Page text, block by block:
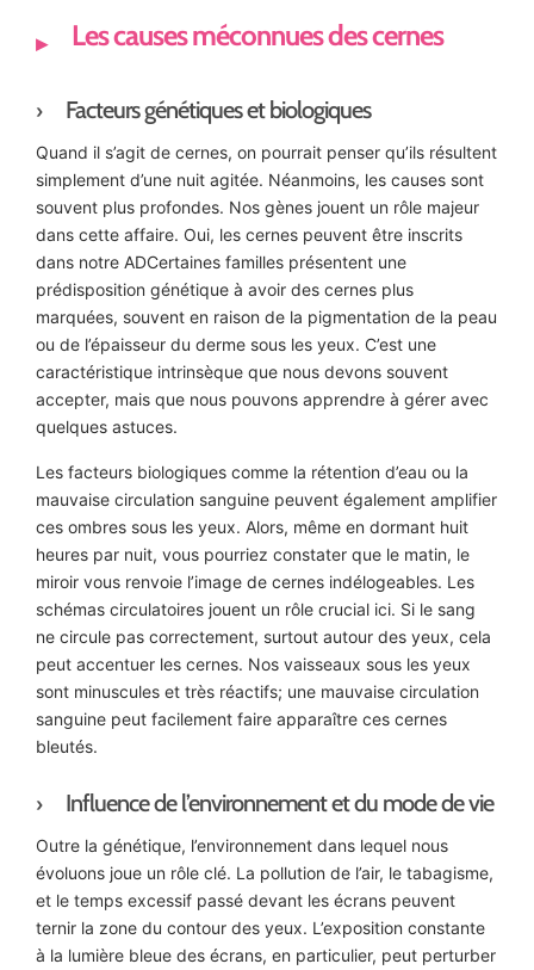
Les causes méconnues des cernes
Facteurs génétiques et biologiques
Quand il s’agit de cernes, on pourrait penser qu’ils résultent
simplement d’une nuit agitée. Néanmoins, les causes sont
souvent plus profondes. Nos gènes jouent un rôle majeur
dans cette affaire. Oui, les cernes peuvent être inscrits
dans notre ADCertaines familles présentent une
prédisposition génétique à avoir des cernes plus
marquées, souvent en raison de la pigmentation de la peau
ou de l’épaisseur du derme sous les yeux. C’est une
caractéristique intrinsèque que nous devons souvent
accepter, mais que nous pouvons apprendre à gérer avec
quelques astuces.
Les facteurs biologiques comme la rétention d’eau ou la
mauvaise circulation sanguine peuvent également amplifier
ces ombres sous les yeux. Alors, même en dormant huit
heures par nuit, vous pourriez constater que le matin, le
miroir vous renvoie l’image de cernes indélogeables. Les
schémas circulatoires jouent un rôle crucial ici. Si le sang
ne circule pas correctement, surtout autour des yeux, cela
peut accentuer les cernes. Nos vaisseaux sous les yeux
sont minuscules et très réactifs; une mauvaise circulation
sanguine peut facilement faire apparaître ces cernes
bleutés.
Influence de l’environnement et du mode de vie
Outre la génétique, l’environnement dans lequel nous
évoluons joue un rôle clé. La pollution de l’air, le tabagisme,
et le temps excessif passé devant les écrans peuvent
ternir la zone du contour des yeux. L’exposition constante
à la lumière bleue des écrans, en particulier, peut perturber